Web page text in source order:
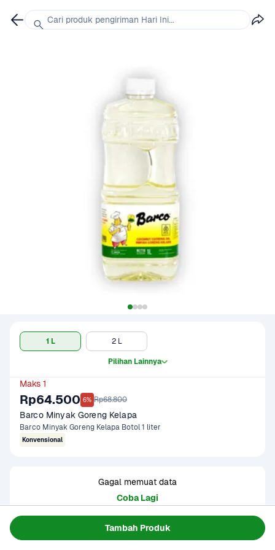
Tambah Produk
1 L 2 L
Pilihan Lainnya
Maks 1
Rp64.500 6% Rp68.800
Barco Minyak Goreng Kelapa
Barco Minyak Goreng Kelapa Botol 1 liter
Konvensional
Gagal memuat data
Coba Lagi
Informasi Produk
Cari produk pengiriman Hari Ini...